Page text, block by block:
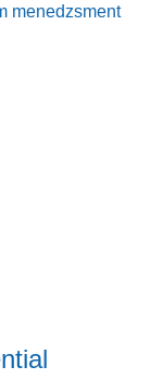
menedzsment